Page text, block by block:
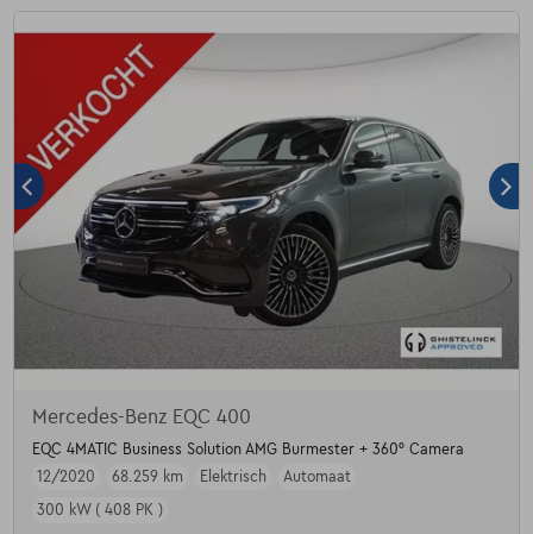
Mercedes-Benz EQC 400
EQC 4MATIC Business Solution AMG Burmester + 360° Camera
12/2020
68.259 km Elektrisch
Automaat
300 kW ( 408 PK )